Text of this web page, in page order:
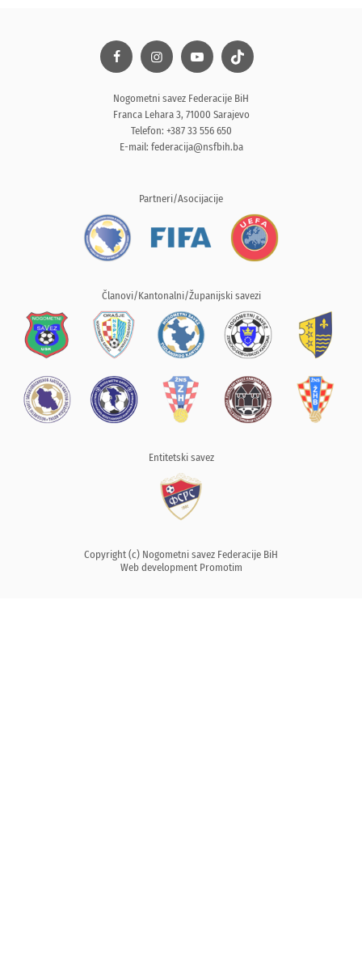
Nogometni savez Federacije BiH
Franca Lehara 3, 71000 Sarajevo
Telefon: +387 33 556 650
E-mail: federacija@nsfbih.ba
Partneri/Asocijacije
Članovi/Kantonalni/Županijski savezi
Entitetski savez
Copyright (c) Nogometni savez Federacije BiH
Web development Promotim